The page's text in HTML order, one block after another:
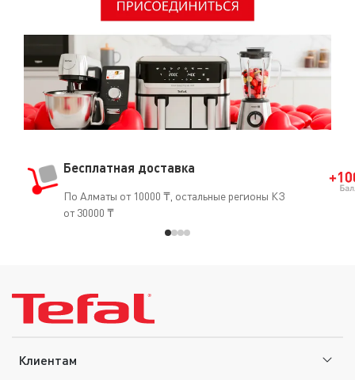
Бесплатная доставка
По Алматы от 10000 ₸, остальные регионы КЗ
от 30000 ₸
Клиентам